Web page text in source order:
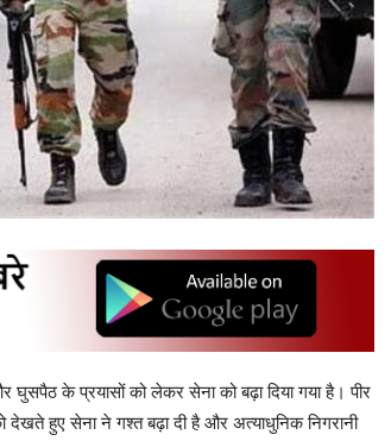
के प्रयासों को लेकर सेना को बढ़ा दिया गया है। पीर
देखते हुए सेना ने गश्त बढ़ा दी है और अत्याधुनिक निगरानी